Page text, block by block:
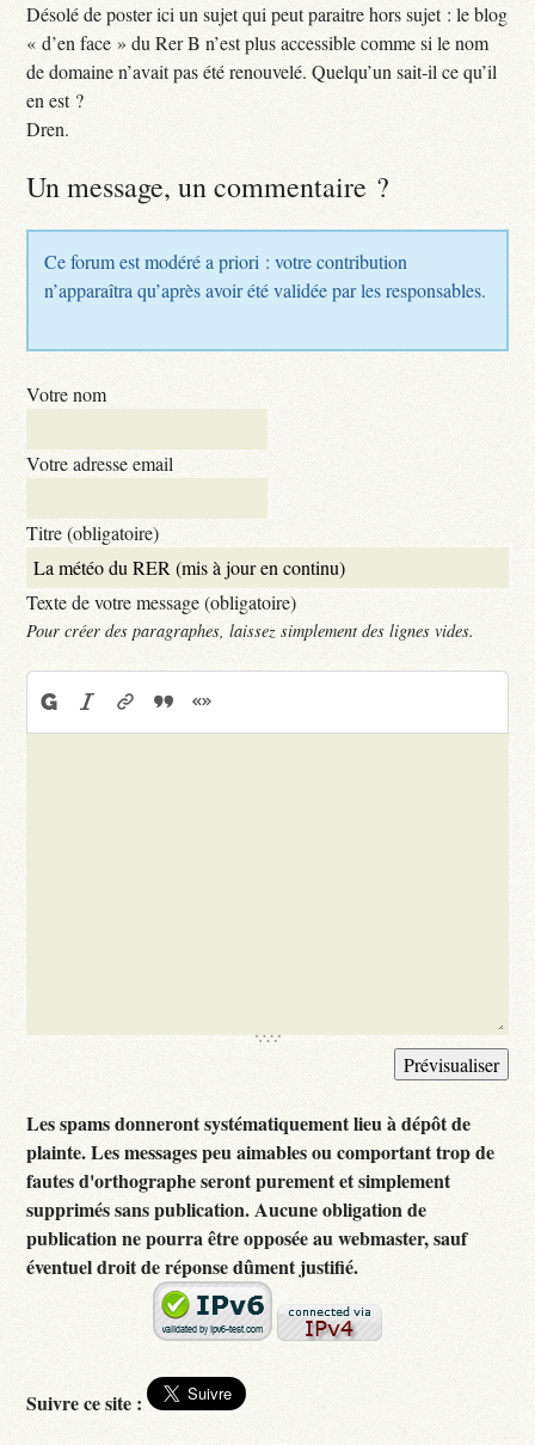
Désolé de poster ici un sujet qui peut paraitre hors sujet : le blog
« d’en face » du Rer B n’est plus accessible comme si le nom
de domaine n’avait pas été renouvelé. Quelqu’un sait-il ce qu’il
en est ?
Dren.
Un message, un commentaire ?
Ce forum est modéré a priori : votre contribution
n’apparaîtra qu’après avoir été validée par les responsables.
Votre nom
Votre adresse email
Titre (obligatoire)
Texte de votre message (obligatoire)
Pour créer des paragraphes, laissez simplement des lignes vides.
Les spams donneront systématiquement lieu à dépôt de
plainte. Les messages peu aimables ou comportant trop de
fautes d'orthographe seront purement et simplement
supprimés sans publication. Aucune obligation de
publication ne pourra être opposée au webmaster, sauf
éventuel droit de réponse dûment justifié.
Suivre ce site :